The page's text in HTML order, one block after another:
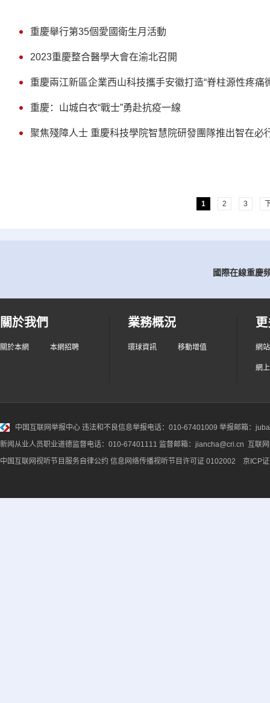
重慶舉行第35個愛國衛生月活動
2023重慶整合醫學大會在渝北召開
重慶兩江新區企業西山科技攜手安徽打造“脊柱源性疼痛
重慶：山城白衣“戰士”勇赴抗疫一線
聚焦殘障人士 重慶科技學院智慧院研發團隊推出智在必
1 2 3
國際在線重慶
關於我們
關於本網 本網招聘
業務概況
環球資訊 移動增值 網
網
中国互联网举报中心 违法和不良信息举报电话：010-67401009 举报邮箱：
新闻从业人员职业道德监督电话：010-67401111 监督邮箱：jiancha@cri.cn 互联
中国互联网视听节目服务自律公约 信息网络传播视听节目许可证 0102002 京ICP